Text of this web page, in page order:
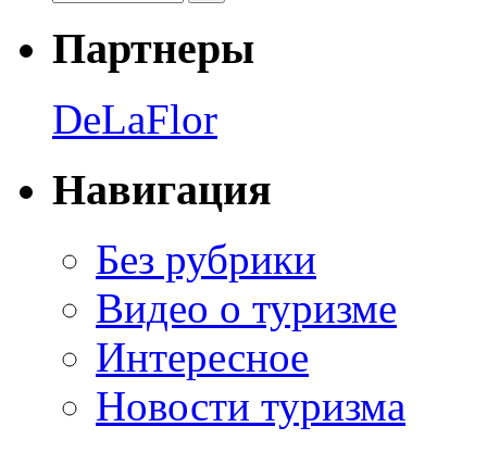
Партнеры
DeLaFlor
Навигация
Без рубрики
Видео о туризме
Интересное
Новости туризма